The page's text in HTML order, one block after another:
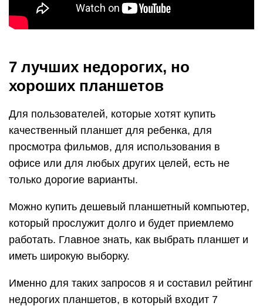
7 лучших недорогих, но
хороших планшетов
Для пользователей, которые хотят купить
качественный планшет для ребенка, для
просмотра фильмов, для использования в
офисе или для любых других целей, есть не
только дорогие варианты.
Можно купить дешевый планшетный компьютер,
который прослужит долго и будет приемлемо
работать. Главное знать, как выбрать планшет и
иметь широкую выборку.
Именно для таких запросов я и составил рейтинг
недорогих планшетов, в который входит 7